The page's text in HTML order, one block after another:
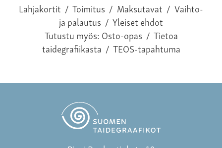
Lahjakortit / Toimitus / Maksutavat / Vaihto-
ja palautus / Yleiset ehdot
Tutustu myös:Osto-opas / Tietoa
taidegrafiikasta / TEOS-tapahtuma